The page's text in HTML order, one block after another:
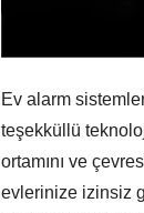
Ev alarm
teşekküllü
ortamını ve
evlerinize izinsiz